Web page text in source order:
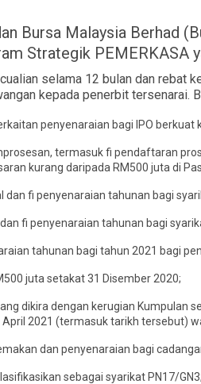
Bursa Malaysia Berhad
Strategik
selama 12 bulan dan rebat
kepada penerbit tersenarai.
penyenaraian bagi IPO berkuat
termasuk fi pendaftaran
kurang daripada RM500 juta di
dan fi penyenaraian tahunan bagi
fi penyenaraian tahunan bagi
tahunan bagi tahun 2021 bagi
juta setakat 31 Disember 2020;
dikira dengan kerugian Kumpulan
2021 (termasuk tarikh tersebut)
dan penyenaraian bagi
sebagai syarikat PN17/GN3;